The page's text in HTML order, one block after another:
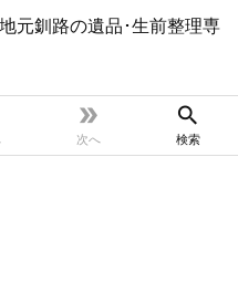
元釧路の遺品･生前整理専

次へ

検索